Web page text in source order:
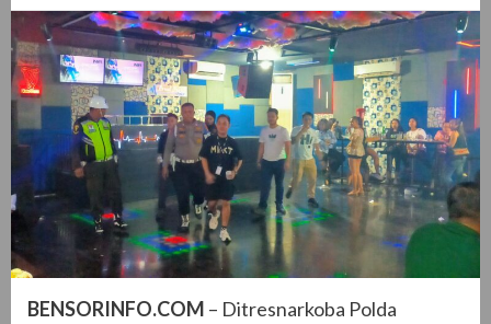
BENSORINFO.COM – Ditresnarkoba Polda